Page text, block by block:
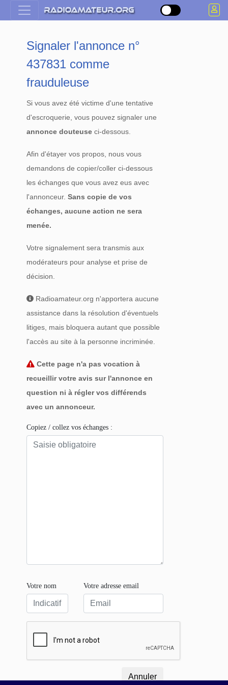
Signaler l'annonce n°
437831 comme
frauduleuse
Si vous avez été victime d'une tentative
d'escroquerie, vous pouvez signaler une
annonce douteuse ci-dessous.
Afin d'étayer vos propos, nous vous
demandons de copier/coller ci-dessous
les échanges que vous avez eus avec
l'annonceur.Sans copie de vos
échanges, aucune action ne sera
menée.
Votre signalement sera transmis aux
modérateurs pour analyse et prise de
décision.
Radioamateur.org n'apportera aucune
assistance dans la résolution d'éventuels
litiges, mais bloquera autant que possible
l'accès au site à la personne incriminée.
Cette page n'a pas vocation à
recueillir votre avis sur l'annonce en
question ni à régler vos différends
avec un annonceur.
Copiez / collez vos échanges :
Votre nom Votre adresse email